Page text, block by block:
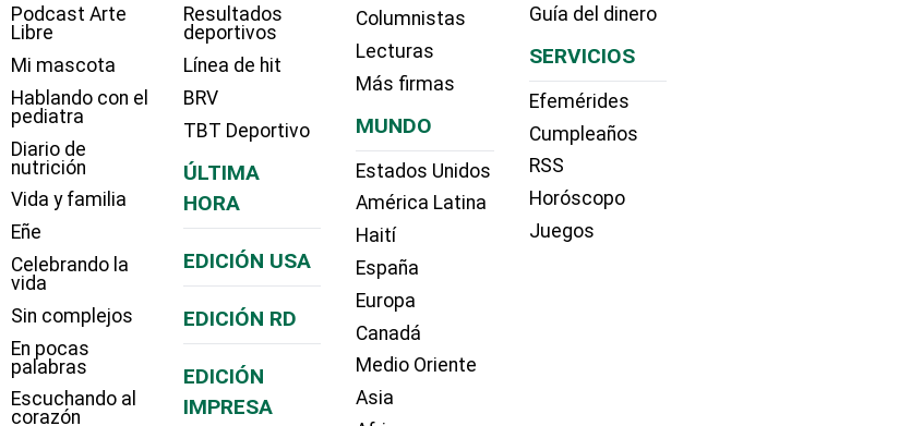
Podcast Arte
Libre
Mi mascota
Hablando con el
pediatra
Diario de
nutrición
Vida y familia
Eñe
Celebrando la
vida
Sin complejos
En pocas
palabras
Escuchando al
corazón
Resultados
deportivos
Línea de hit
BRV
TBT Deportivo
ÚLTIMA
HORA
EDICIÓN USA
EDICIÓN RD
EDICIÓN
IMPRESA
Columnistas
Lecturas
Más firmas
MUNDO
Estados Unidos
América Latina
Haití
España
Europa
Canadá
Medio Oriente
Asia
Guía del dinero
SERVICIOS
Efemérides
Cumpleaños
RSS
Horóscopo
Juegos